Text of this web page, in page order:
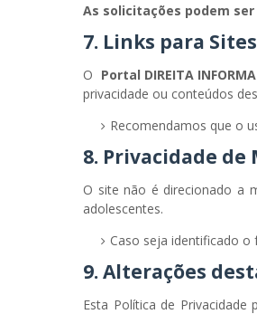
As solicitações podem
7. Links para
O Portal DIREITA INFORMA
privacidade ou conteúdos
Recomendamos que o
8. Privacidade de
O site não é direcionado a
adolescentes.
Caso seja identificado
9. Alterações
Esta Política de